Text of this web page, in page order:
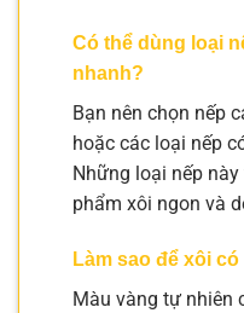
Có thể dùng loại
nhanh?
Bạn nên chọn nếp
hoặc các loại nếp
Những loại nếp
phẩm xôi ngon và
Làm sao để xôi
Màu vàng tự nhiên